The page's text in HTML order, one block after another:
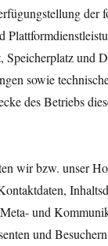
der
Speicherplatz und
sowie
des Betriebs
wir bzw. unser
und
und